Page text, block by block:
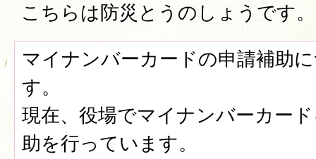
こちらは防災とうのしょうです。
マイナンバーカードの申請補助
す。
現在、役場でマイナンバーカー
助を行っています。